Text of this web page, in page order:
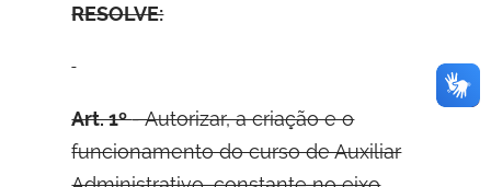
RESOLVE:
Art. 1º- Autorizar, a criação e o
funcionamento do curso de Auxiliar